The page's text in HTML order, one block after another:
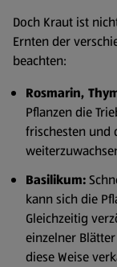
Doch Kraut ist
Ernten der
beachten:
Rosmarin,
Pflanzen die
frischesten und
Basilikum:
kann sich die
Gleichzeitig
einzelner
diese Weise